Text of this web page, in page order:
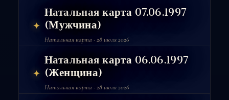
✦
Натальная карта 07.06.1997
(Мужчина)
Натальная карта · 28 июля 2026
✦
Натальная карта 06.06.1997
(Женщина)
Натальная карта · 28 июля 2026